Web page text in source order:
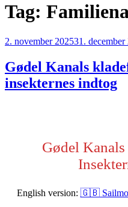
Tag:
Udgivet
2. november 202531. december
Gødel Kanals
insekternes indtog
Gødel
English version: 🇬🇧